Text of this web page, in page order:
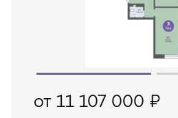
от 11 107 000 ₽